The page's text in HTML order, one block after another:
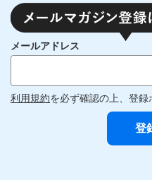
メールアドレス
利用規約を必ず確認の上、登録